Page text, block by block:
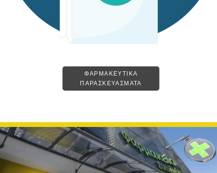
ΦΑΡΜΑΚΕΥΤΙΚΑ
ΠΑΡΑΣΚΕΥΑΣΜΑΤΑ